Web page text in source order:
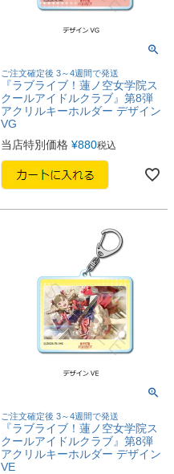
ご注文確定後 3～4週間で発送
『ラブライブ！蓮ノ空女学院ス
クールアイドルクラブ』第8弾
アクリルキーホルダー デザイン
VG
当店特別価格 ¥880税込
ご注文確定後 3～4週間で発送
『ラブライブ！蓮ノ空女学院ス
クールアイドルクラブ』第8弾
アクリルキーホルダー デザイン
VE